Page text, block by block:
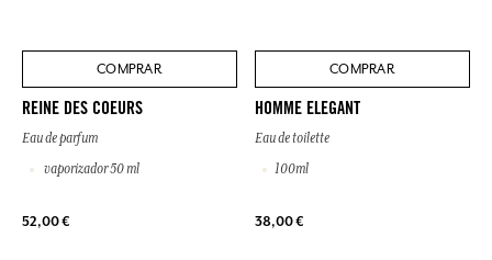
COMPRAR
REINE DES COEURS
Eau de parfum
vaporizador 50 ml
52,00 €
COMPRAR
HOMME ELEGANT
Eau de toilette
100ml
38,00 €